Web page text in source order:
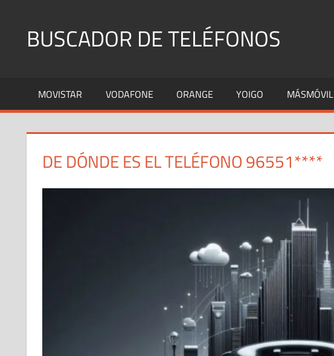
contenidoBUSCADOR DE TELÉFONOS
Fijos
y
MOVISTAR VODAFONE ORANGE YOIGO MÁSMÓVIL
DE DÓNDE ES EL TELÉFONO 96551****